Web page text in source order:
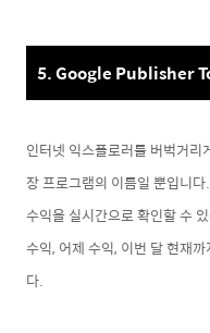
5. Google Publisher
인터넷 익스플로러를 버벅거
장 프로그램의 이름일 뿐입니
수익을 실시간으로 확인할 수
수익, 어제 수익, 이번 달 현재
다.